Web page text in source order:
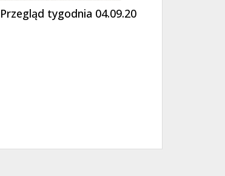
Przegląd tygodnia 04.09.20